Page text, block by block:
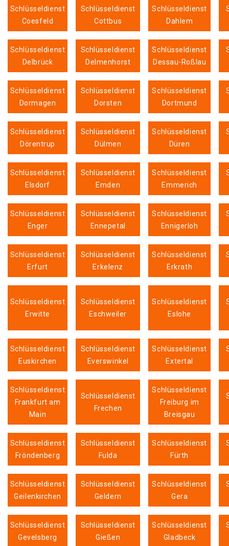
Schlüsseldienst
Coesfeld
Schlüsseldienst
Cottbus
Schlüsseldienst
Dahlem
Schlüsseldienst
Delbrück
Schlüsseldienst
Delmenhorst
Schlüsseldienst
Dessau-Roßlau
Schlüsseldienst
Dormagen
Schlüsseldienst
Dorsten
Schlüsseldienst
Dortmund
Schlüsseldienst
Dörentrup
Schlüsseldienst
Dülmen
Schlüsseldienst
Düren
Schlüsseldienst
Elsdorf
Schlüsseldienst
Emden
Schlüsseldienst
Emmerich
Schlüsseldienst
Enger
Schlüsseldienst
Ennepetal
Schlüsseldienst
Ennigerloh
Schlüsseldienst
Erfurt
Schlüsseldienst
Erkelenz
Schlüsseldienst
Erkrath
Schlüsseldienst
Erwitte
Schlüsseldienst
Eschweiler
Schlüsseldienst
Eslohe
Schlüsseldienst
Euskirchen
Schlüsseldienst
Everswinkel
Schlüsseldienst
Extertal
Schlüsseldienst
Frankfurt am
Main
Schlüsseldienst
Frechen
Schlüsseldienst
Freiburg im
Breisgau
Schlüsseldienst
Fröndenberg
Schlüsseldienst
Fulda
Schlüsseldienst
Fürth
Schlüsseldienst
Geilenkirchen
Schlüsseldienst
Geldern
Schlüsseldienst
Gera
Schlüsseldienst
Gevelsberg
Schlüsseldienst
Gießen
Schlüsseldienst
Gladbeck